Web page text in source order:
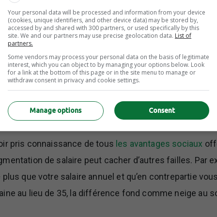
décision. Parcourez tous les atouts et n’oubliez pas
de travail, temps de trajet vers le bureau, secteur
les termes de l’offre
pris connaissance de tous les avantages sociaux
de salaire peut cacher d’autres failles. Par
que votre salaire annuel et qu’en contrepartie
au lieu de 35, la différence fond comme neige au
Your personal data will be processed and information from your device
(cookies, unique identifiers, and other device data) may be stored by,
accessed by and shared with 300 partners, or used specifically by this
site. We and our partners may use precise geolocation data. List of
partners.
Some vendors may process your personal data on the basis of legitimate
interest, which you can object to by managing your options below. Look
for a link at the bottom of this page or in the site menu to manage or
withdraw consent in privacy and cookie settings.
Consent
Manage options